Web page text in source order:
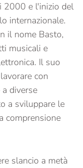
2000 e l'inizio del
internazionale.
il nome Basto,
musicali e
Il suo
con
diverse
a sviluppare le
comprensione
slancio a metà